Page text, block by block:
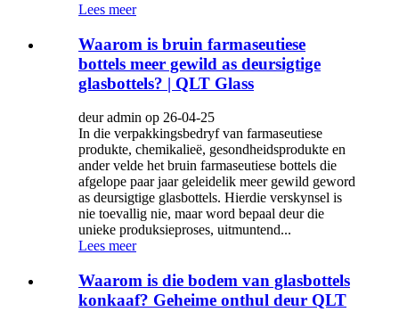
Lees meer
Waarom is bruin farmaseutiese
bottels meer gewild as deursigtige
glasbottels? | QLT Glass
deur admin op 26-04-25
In die verpakkingsbedryf van farmaseutiese
produkte, chemikalieë, gesondheidsprodukte en
ander velde het bruin farmaseutiese bottels die
afgelope paar jaar geleidelik meer gewild geword
as deursigtige glasbottels. Hierdie verskynsel is
nie toevallig nie, maar word bepaal deur die
unieke produksieproses, uitmuntend...
Lees meer
Waarom is die bodem van glasbottels
konkaaf? Geheime onthul deur QLT